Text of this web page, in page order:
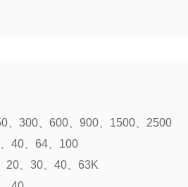
、300、600、900、1500、2500
40、64、100
20、30、40、63K